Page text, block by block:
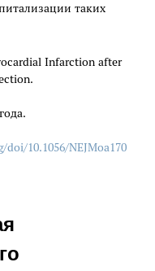
таких
Infarction after
10.1056/NEJMoa170